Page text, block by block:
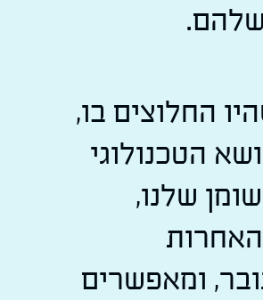
החלוצים בו,
הטכנולוגי
שלנו,
ומאפשרים